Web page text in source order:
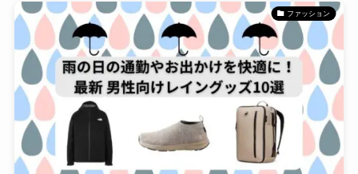
ファッション